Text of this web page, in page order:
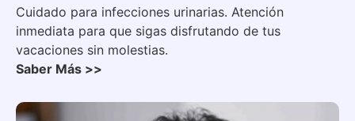
Cuidado para infecciones urinarias. Atención
inmediata para que sigas disfrutando de tus
vacaciones sin molestias.
Saber Más >>